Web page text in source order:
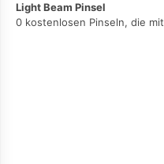
Light Beam Pinsel
0 kostenlosen Pinseln, die mit